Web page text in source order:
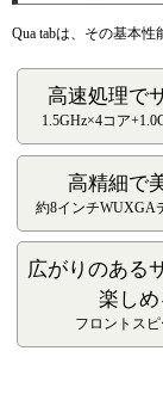
Qua tabは、その基本性
高速処理で
1.5GHz×4コア
高精細で
約8インチWUXGA
広がりのある
楽しめ
フロントス